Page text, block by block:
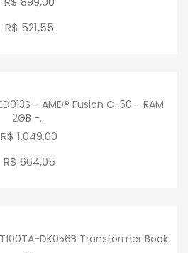
R$ 521,55
- AMD® Fusion C-50 - RAM
2GB -...
R$ 1.049,00
R$ 664,05
DK056B Transformer Book